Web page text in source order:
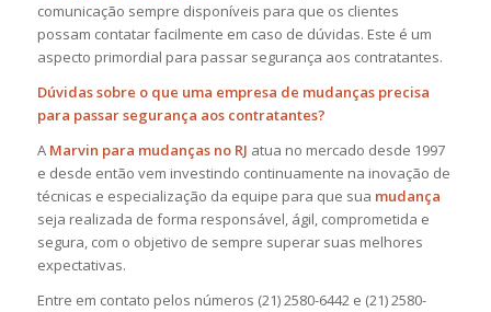
comunicação sempre disponíveis para que os clientes
possam contatar facilmente em caso de dúvidas. Este é um
aspecto primordial para passar segurança aos contratantes.
Dúvidas sobre o que uma empresa de mudanças precisa
para passar segurança aos contratantes?
A Marvin para mudanças no RJ atua no mercado desde 1997
e desde então vem investindo continuamente na inovação de
técnicas e especialização da equipe para que sua mudança
seja realizada de forma responsável, ágil, comprometida e
segura, com o objetivo de sempre superar suas melhores
expectativas.
Entre em contato pelos números (21) 2580-6442 e (21) 2580-